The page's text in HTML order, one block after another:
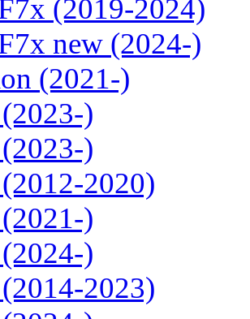
(2019-2024)
new (2024-)
(2021-)
)
)
2020)
)
)
2023)